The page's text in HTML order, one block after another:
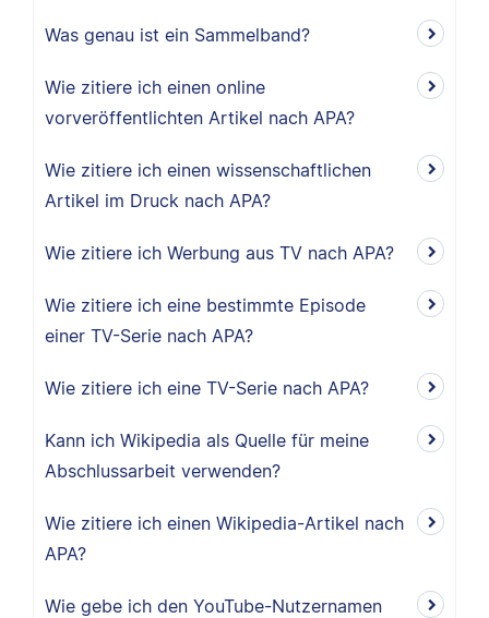
Was genau ist ein Sammelband?
Wie zitiere ich einen online
vorveröffentlichten Artikel nach APA?
Wie zitiere ich einen wissenschaftlichen
Artikel im Druck nach APA?
Wie zitiere ich Werbung aus TV nach APA?
Wie zitiere ich eine bestimmte Episode
einer TV-Serie nach APA?
Wie zitiere ich eine TV-Serie nach APA?
Kann ich Wikipedia als Quelle für meine
Abschlussarbeit verwenden?
Wie zitiere ich einen Wikipedia-Artikel nach
APA?
Wie gebe ich den YouTube-Nutzernamen